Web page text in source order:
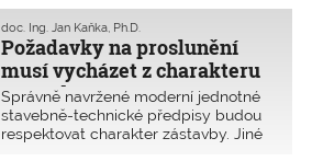
fyzikální parametry a biologické
potřeby člověka jsou všude stejné.
Můžou se však lišit v jednotlivých
detailech, které jsou o
Požadavky na proslunění
musí vycházet z charakteru
zástavby
doc. Ing. Jan Kaňka, Ph.D.
Správně navržené moderní jednotné
stavebně-technické předpisy budou
respektovat charakter zástavby. Jiné